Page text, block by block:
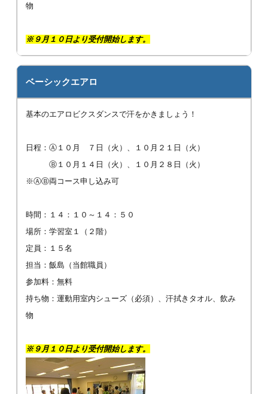
物
※９ 月１０日より受付開始します。
ベーシックエアロ
基本のエアロビクスダンスで汗をかきましょう！
日程：Ⓐ１０月 ７日（火）、１０月２１日（火）
Ⓑ１０月１４日（火）、１０月２８日（火）
※ⒶⒷ両コース申し込み可
時間：１４：１０～１４：５０
場所：学習室１（２階）
定員：１５名
担当：飯島（当館職員）
参加料：無料
持ち物：運動用室内シューズ（必須）、汗拭きタオル、飲み
物
※９月１０日より受付開始します。